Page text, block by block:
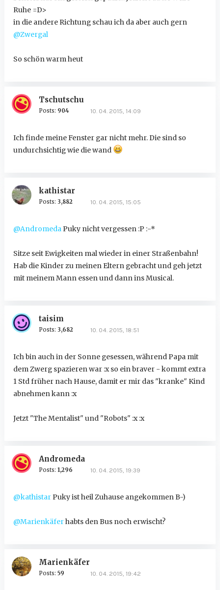
Ruhe =D>
in die andere Richtung schau ich da aber auch gern
@Zwergal
So schön warm heut
Tschutschu
Posts: 904 10. 04. 2015, 14:09
Ich finde meine Fenster gar nicht mehr. Die sind so
undurchsichtig wie die wand
kathistar
Posts: 3,882 10. 04. 2015, 15:05
@AndromedaPuky nicht vergessen :P :-*
Sitze seit Ewigkeiten mal wieder in einer Straßenbahn!
Hab die Kinder zu meinen Eltern gebracht und geh jetzt
mit meinem Mann essen und dann ins Musical.
taisim
Posts: 3,682 10. 04. 2015, 18:51
Ich bin auch in der Sonne gesessen, während Papa mit
dem Zwerg spazieren war :x so ein braver - kommt extra
1 Std früher nach Hause, damit er mir das "kranke" Kind
abnehmen kann :x
Jetzt "The Mentalist" und "Robots" :x :x
Andromeda
Posts: 1,296 10. 04. 2015, 19:39
@kathistarPuky ist heil Zuhause angekommen B-)
@Marienkäferhabts den Bus noch erwischt?
Marienkäfer
Posts: 59 10. 04. 2015, 19:42